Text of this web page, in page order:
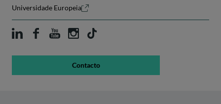
Universidade Europeia
Contacto